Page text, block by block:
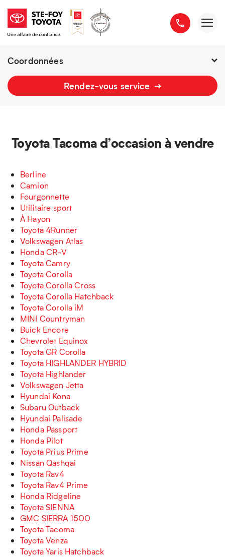
Coordonnées
Fermé : Ouverture-
Rendez-vous service
Toyota Tacoma d’occasion à vendre
Berline
Camion
Fourgonnette
Utilitaire sport
À Hayon
Toyota 4Runner
Volkswagen Atlas
Honda CR-V
Toyota Camry
Toyota Corolla
Toyota Corolla Cross
Toyota Corolla Hatchback
Toyota Corolla iM
MINI Countryman
Buick Encore
Chevrolet Equinox
Toyota GR Corolla
Toyota HIGHLANDER HYBRID
Toyota Highlander
Volkswagen Jetta
Hyundai Kona
Subaru Outback
Hyundai Palisade
Honda Passport
Honda Pilot
Toyota Prius Prime
Nissan Qashqai
Toyota Rav4
Toyota Rav4 Prime
Honda Ridgeline
Toyota SIENNA
GMC SIERRA 1500
Toyota Tacoma
Toyota Venza
Toyota Yaris Hatchback